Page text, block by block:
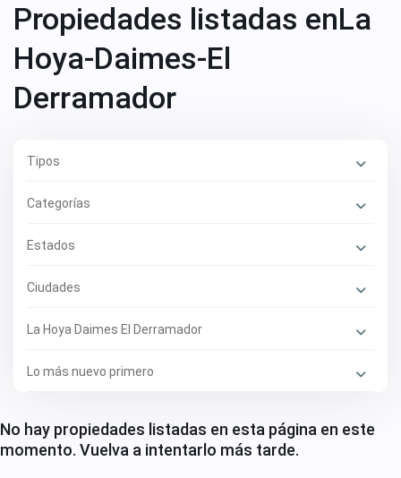
Propiedades listadas enLa
Hoya-Daimes-El
Derramador
Tipos
Categorías
Estados
Ciudades
La Hoya Daimes El Derramador
Lo más nuevo primero
No hay propiedades listadas en esta página en este
momento. Vuelva a intentarlo más tarde.